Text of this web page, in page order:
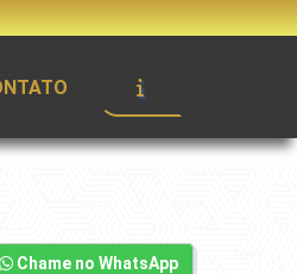
Chame no WhatsApp